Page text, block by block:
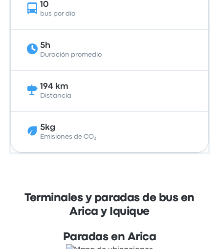
10
bus por día
5h
Duración promedio
194 km
Distancia
5kg
Emisiones de CO₂
Terminales y paradas de bus en
Arica y Iquique
Paradas en Arica